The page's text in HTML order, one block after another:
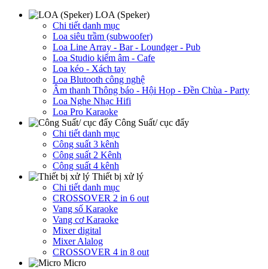
LOA (Speker)
Chi tiết danh mục
Loa siêu trầm (subwoofer)
Loa Line Array - Bar - Loundger - Pub
Loa Studio kiểm âm - Cafe
Loa kéo - Xách tay
Loa Blutooth công nghệ
Âm thanh Thông báo - Hội Họp - Đền Chùa - Party
Loa Nghe Nhạc Hifi
Loa Pro Karaoke
Công Suất/ cục đẩy
Chi tiết danh mục
Công suất 3 kênh
Công suất 2 Kênh
Công suất 4 kênh
Thiết bị xử lý
Chi tiết danh mục
CROSSOVER 2 in 6 out
Vang số Karaoke
Vang cơ Karaoke
Mixer digital
Mixer Alalog
CROSSOVER 4 in 8 out
Micro